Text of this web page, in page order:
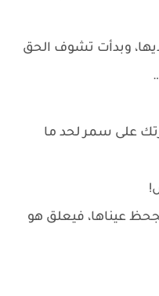
وبدأت تشوف الحق
على سمر لحد ما
عيناها، فيعلق هو